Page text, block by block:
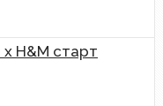
H&M старт